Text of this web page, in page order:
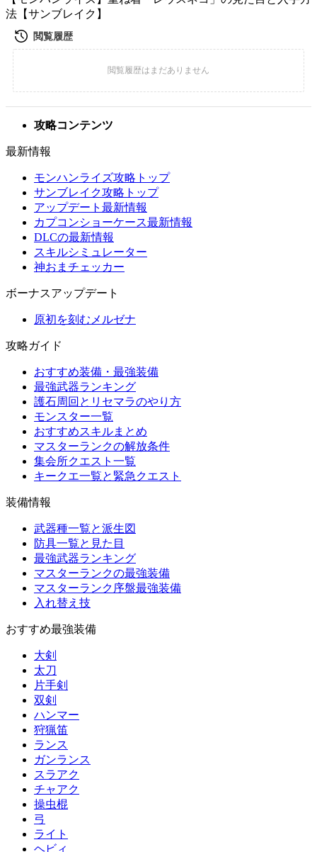
法【サンブレイク】
攻略コンテンツ
最新情報
モンハンライズ攻略トップ
サンブレイク攻略トップ
アップデート最新情報
カプコンショーケース最新情報
DLCの最新情報
スキルシミュレーター
神おまチェッカー
ボーナスアップデート
原初を刻むメルゼナ
攻略ガイド
おすすめ装備・最強装備
最強武器ランキング
護石周回とリセマラのやり方
モンスター一覧
おすすめスキルまとめ
マスターランクの解放条件
集会所クエスト一覧
キークエ一覧と緊急クエスト
装備情報
武器種一覧と派生図
防具一覧と見た目
最強武器ランキング
マスターランクの最強装備
マスターランク序盤最強装備
入れ替え技
おすすめ最強装備
大剣
太刀
片手剣
双剣
ハンマー
狩猟笛
ランス
ガンランス
スラアク
チャアク
操虫棍
弓
ライト
ヘビィ